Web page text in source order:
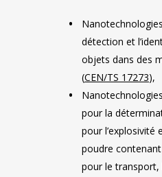
détection et
objets dans des
(CEN/TS 17273),
pour la
pour l’explosivité
poudre
pour le